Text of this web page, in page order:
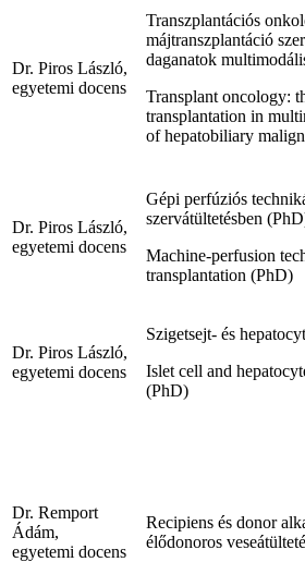
Dr. Piros László,
egyetemi docens
Transzplantációs
májtranszplantáció
daganatok
Transplant oncology:
transplantation in
of hepatobiliary
Dr. Piros László,
egyetemi docens
Gépi perfúziós
szervátültetésben
Machine-perfusion
transplantation (PhD)
Dr. Piros László,
egyetemi docens
Szigetsejt- és
Islet cell and
(PhD)
Dr. Remport
Ádám,
egyetemi docens
Recipiens és donor
élődonoros